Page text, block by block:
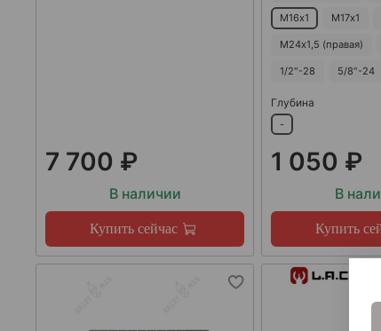
7 700 ₽
В наличии
Купить сейчас
М16х1 М17х1
М24х1,5 (правая)
1/2"-28 5/8"-24
Глубина
-
1 050 ₽
В
Купить